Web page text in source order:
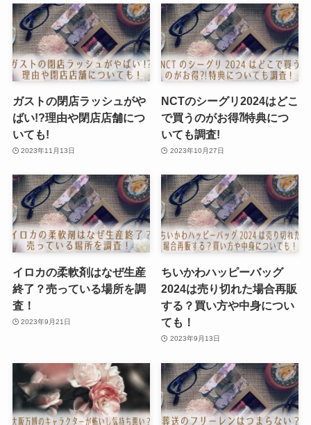
ガストの閉店ラッシュがや
ばい!?理由や閉店店舗につ
いても!
2023年11月13日
NCTのシーグリ2024はどこ
で買うのがお得⁈特典につ
いても調査!
2023年10月27日
イロカの柔軟剤はなぜ生産
終了？売っている場所を調
査！
2023年9月21日
ちいかわハッピーバッグ
2024は売り切れた場合再販
する？買い方や中身につい
ても！
2023年9月13日